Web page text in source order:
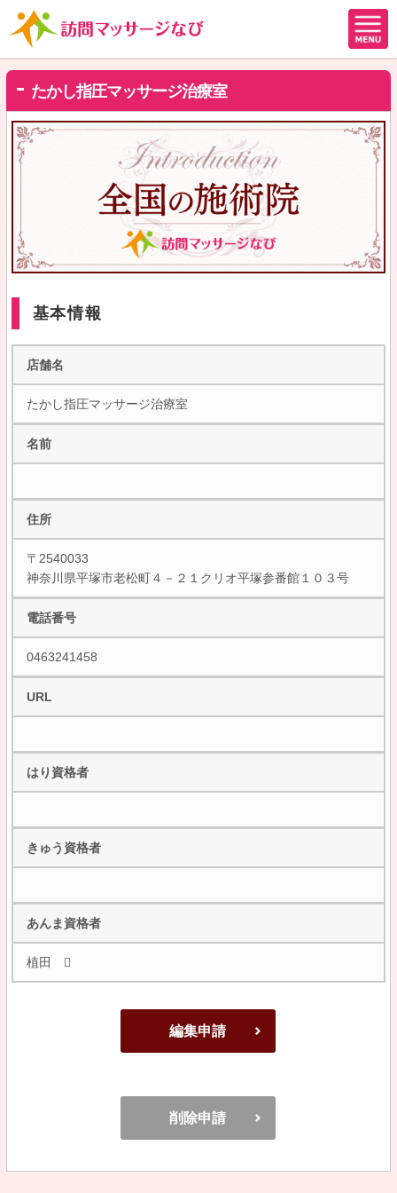
たかし指圧マッサージ治療室
基本情報
店舗名
たかし指圧マッサージ治療室
名前
住所
〒2540033
神奈川県平塚市老松町４－２１クリオ平塚参番館１０３号
電話番号
0463241458
URL
はり資格者
きゅう資格者
あんま資格者
植田 
編集申請
削除申請